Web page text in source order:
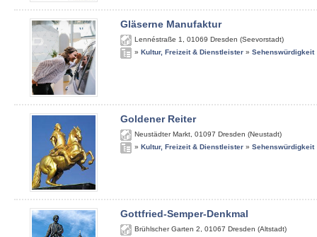
Gläserne Manufaktur
Lennéstraße 1 01069 Dresden (Seevorstadt)
» Kultur, Freizeit & Dienstleister » Sehenswürdigkeit
Goldener Reiter
Neustädter Markt 01097 Dresden (Neustadt)
» Kultur, Freizeit & Dienstleister » Sehenswürdigkeit
Gottfried-Semper-Denkmal
Brühlscher Garten 2 01067 Dresden (Altstadt)